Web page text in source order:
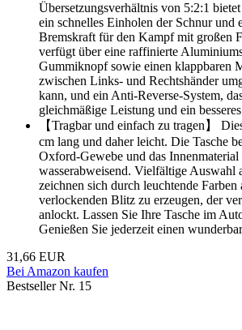
Übersetzungsverhältnis von 5:2:1
ein schnelles Einholen der Schnur und
Bremskraft für den Kampf mit großen
verfügt über eine raffinierte
Gummiknopf sowie einen klappbaren
zwischen Links- und Rechtshänder
kann, und ein Anti-Reverse-System,
gleichmäßige Leistung und ein
【Tragbar und einfach zu tragen】
cm lang und daher leicht. Die Tasche
Oxford-Gewebe und das Innenmaterial
wasserabweisend. Vielfältige
zeichnen sich durch leuchtende Farben
verlockenden Blitz zu erzeugen, der
anlockt. Lassen Sie Ihre Tasche im
Genießen Sie jederzeit einen
31,66 EUR
Bei Amazon kaufen
Bestseller Nr. 15